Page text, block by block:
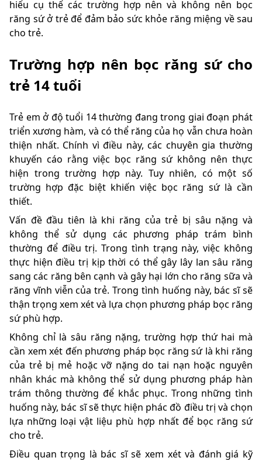
hiểu cụ thể các trường hợp nên và không nên bọc
răng sứ ở trẻ để đảm bảo sức khỏe răng miệng về sau
cho trẻ.
Trường hợp nên bọc răng sứ cho
trẻ 14 tuổi
Trẻ em ở độ tuổi 14 thường đang trong giai đoạn phát
triển xương hàm, và có thể răng của họ vẫn chưa hoàn
thiện nhất. Chính vì điều này, các chuyên gia thường
khuyến cáo rằng việc bọc răng sứ không nên thực
hiện trong trường hợp này. Tuy nhiên, có một số
trường hợp đặc biệt khiến việc bọc răng sứ là cần
thiết.
Vấn đề đầu tiên là khi răng của trẻ bị sâu nặng và
không thể sử dụng các phương pháp trám bình
thường để điều trị. Trong tình trạng này, việc không
thực hiện điều trị kịp thời có thể gây lây lan sâu răng
sang các răng bên cạnh và gây hại lớn cho răng sữa và
răng vĩnh viễn của trẻ. Trong tình huống này, bác sĩ sẽ
thận trọng xem xét và lựa chọn phương pháp bọc răng
sứ phù hợp.
Không chỉ là sâu răng nặng, trường hợp thứ hai mà
cần xem xét đến phương pháp bọc răng sứ là khi răng
của trẻ bị mẻ hoặc vỡ nặng do tai nạn hoặc nguyên
nhân khác mà không thể sử dụng phương pháp hàn
trám thông thường để khắc phục. Trong những tình
huống này, bác sĩ sẽ thực hiện phác đồ điều trị và chọn
lựa những loại vật liệu phù hợp nhất để bọc răng sứ
cho trẻ.
Điều quan trọng là bác sĩ sẽ xem xét và đánh giá kỹ